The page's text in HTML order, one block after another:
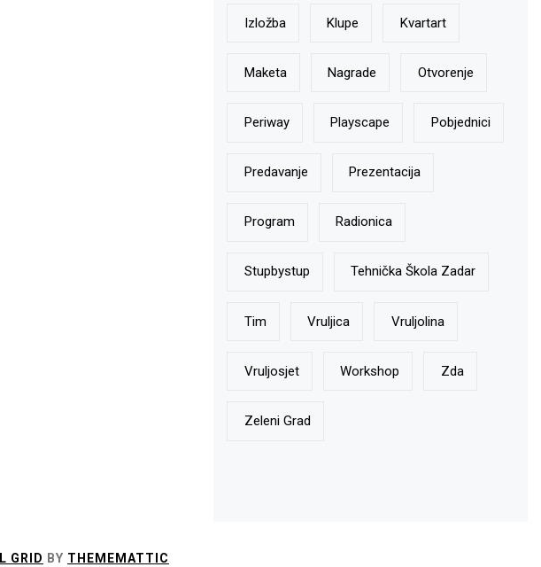
Izložba Klupe Kvartart
Maketa Nagrade Otvorenje
Periway Playscape Pobjednici
Predavanje Prezentacija
Program Radionica
Stupbystup Tehnička Škola Zadar
Tim Vruljica Vruljolina
Vruljosjet Workshop Zda
Zeleni Grad
GRID BY THEMEMATTIC